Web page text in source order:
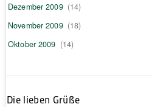
Dezember 2009 (14)
November 2009 (18)
Oktober 2009 (14)
Die lieben Grüße